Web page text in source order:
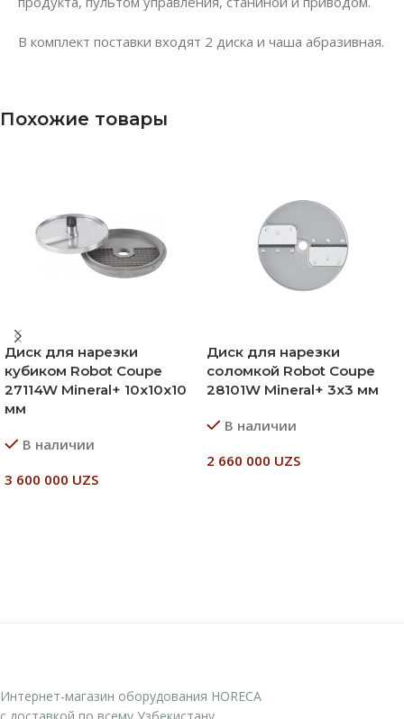
В комплект поставки входят 2 диска и чаша абразивная.
Похожие товары
Диск для нарезки
кубиком Robot Coupe
27114W Mineral+ 10х10х10
мм
В наличии
3 600 000 UZS
Диск для нарезки
соломкой Robot Coupe
28101W Mineral+ 3х3 мм
В наличии
2 660 000 UZS
Интернет-магазин оборудования HORECA